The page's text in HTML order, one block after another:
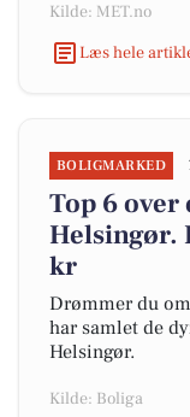
Kilde: MET.no
Læs hele
BOLIGMARKED
Top 6
Helsingør.
kr
Drømmer du
har samlet de
Helsingør.
Kilde: Boliga